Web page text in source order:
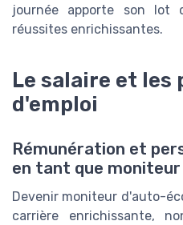
journée apporte son lot
réussites enrichissantes.
Le salaire et les
d'emploi
Rémunération et
en tant que
Devenir moniteur d'auto-
carrière enrichissante,